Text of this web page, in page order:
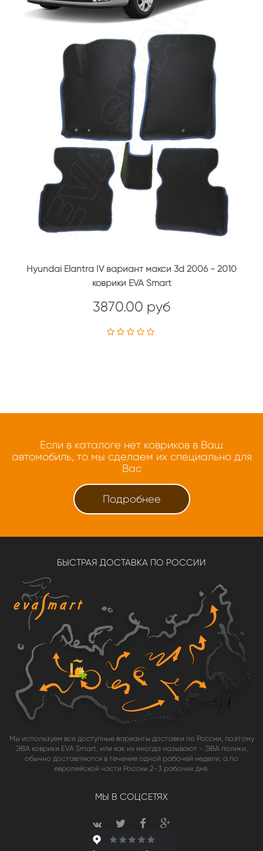
Hyundai Elantra IV вариант макси 3d 2006 - 2010
коврики EVA Smart
3870.00 руб
Если в каталоге нет ковриков в Ваш
автомобиль, то мы сделаем их специально для
Вас
Подробнее
БЫСТРАЯ ДОСТАВКА ПО РОССИИ
Мы используем все доступные варианты доставки по России, поэтому
ЭВА коврики EVA Smart, или как их иногда называют - ЭВА полики,
обычно доставляются в течение одной рабочей недели, а по
европейской части России 2-3 рабочих дня.
МЫ В СОЦСЕТЯХ